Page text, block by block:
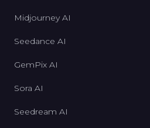
Midjourney AI
Seedance AI
GemPix AI
Sora AI
Seedream AI